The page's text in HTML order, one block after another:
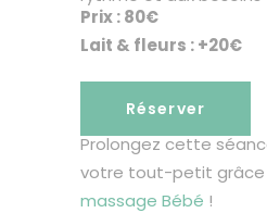
Prix : 80€
Lait & fleurs : +20€
Réserver
Prolongez cette
votre tout-petit grâce
massage Bébé !